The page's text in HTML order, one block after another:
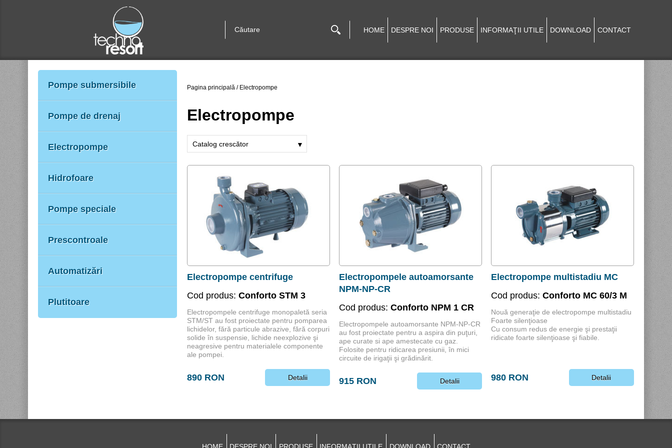
HOME DESPRE NOI PRODUSE INFORMAŢII UTILE DOWNLOAD CONTACT
Pompe submersibile
Pompe de drenaj
Electropompe
Hidrofoare
Pompe speciale
Prescontroale
Automatizări
Plutitoare
Pagina principală / Electropompe
Electropompe
Catalog crescător
Nume descrescător
Preţ descrecător
Preţ crescător
▼
Electropompe centrifuge
Cod produs: Conforto STM 3
Electropompele centrifuge monopaletă seria
STM/ST au fost proiectate pentru pomparea
lichidelor, fără particule abrazive, fără corpuri
solide în suspensie, lichide neexplozive şi
neagresive pentru materialele componente
ale pompei.
890 RON Detalii
Electropompele autoamorsante
NPM-NP-CR
Cod produs: Conforto NPM 1 CR
Electropompele autoamorsante NPM-NP-CR
au fost proiectate pentru a aspira din puţuri,
ape curate si ape amestecate cu gaz.
Folosite pentru ridicarea presiunii, în mici
circuite de irigaţii şi grădinărit.
915 RON Detalii
Electropompe multistadiu MC
Cod produs: Conforto MC 60/3 M
Nouă generaţie de electropompe multistadiu
Foarte silenţioase
Cu consum redus de energie şi prestaţii
ridicate foarte silenţioase şi fiabile.
980 RON Detalii